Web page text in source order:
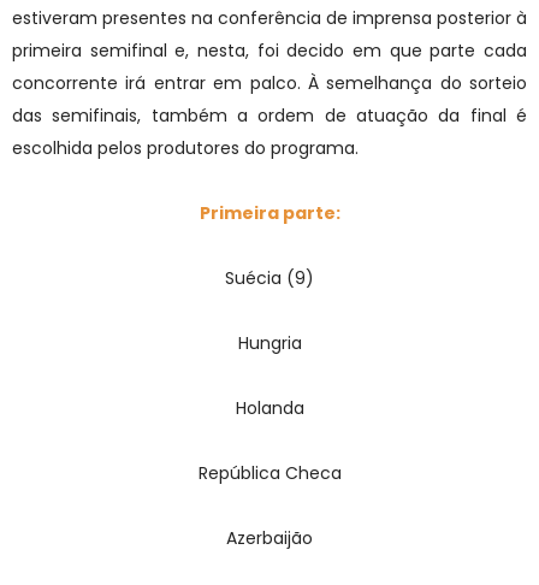
estiveram presentes na conferência de imprensa posterior à
primeira semifinal e, nesta, foi decido em que parte cada
concorrente irá entrar em palco. À semelhança do sorteio
das semifinais, também a ordem de atuação da final é
escolhida pelos produtores do programa.
Primeira parte:
Suécia (9)
Hungria
Holanda
República Checa
Azerbaijão